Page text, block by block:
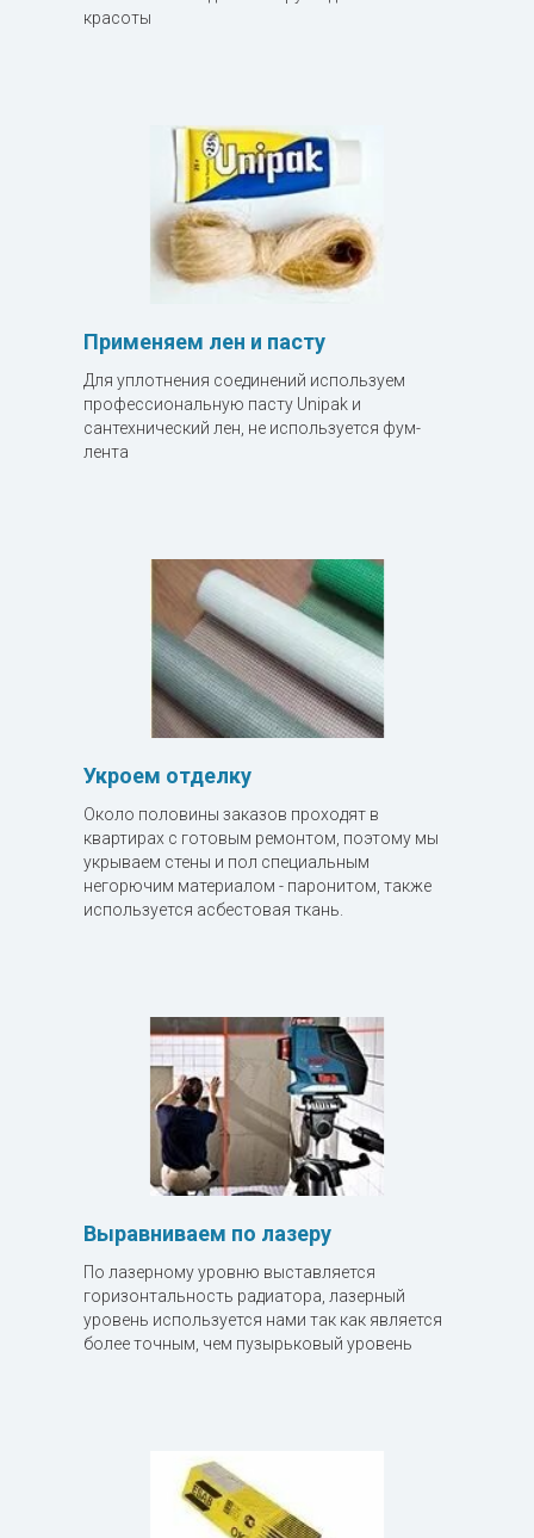
красоты
Применяем лен и пасту
Для уплотнения соединений используем
профессиональную пасту Unipak и
сантехнический лен, не используется фум-
лента
Укроем отделку
Около половины заказов проходят в
квартирах с готовым ремонтом, поэтому мы
укрываем стены и пол специальным
негорючим материалом - паронитом, также
используется асбестовая ткань.
Выравниваем по лазеру
По лазерному уровню выставляется
горизонтальность радиатора, лазерный
уровень используется нами так как является
более точным, чем пузырьковый уровень